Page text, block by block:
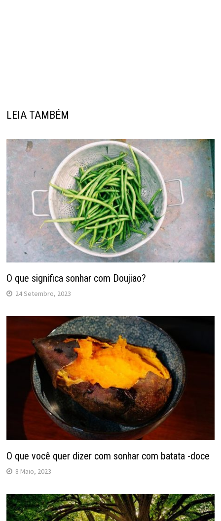
LEIA TAMBÉM
O que significa sonhar com Doujiao?
24 Setembro, 2023
O que você quer dizer com sonhar com batata -doce
8 Maio, 2023